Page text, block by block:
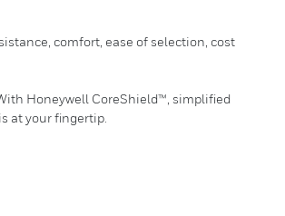
comfort, ease of selection, cost
Honeywell CoreShield™, simplified
at your fingertip.